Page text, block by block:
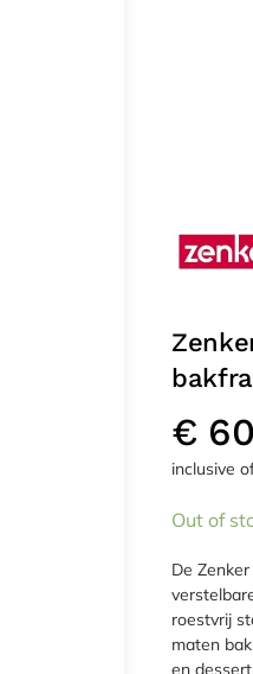
€
inclusive
Out of
De
roestvrij
maten
en